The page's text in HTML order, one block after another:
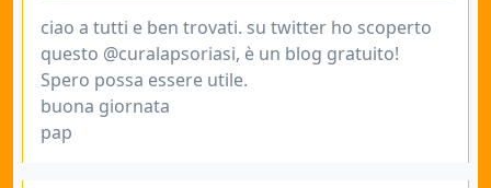
ciao a tutti e ben trovati. su twitter ho scoperto
questo @curalapsoriasi, è un blog gratuito!
Spero possa essere utile.
buona giornata
pap